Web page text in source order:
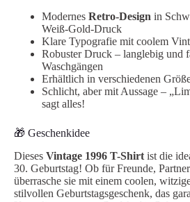
Modernes Retro-Design in
Weiß-Gold-Druck
Klare Typografie mit coolem
Robuster Druck – langlebig und
Waschgängen
Erhältlich in verschiedenen
Schlicht, aber mit Aussage –
sagt alles!
🎁 Geschenkidee
Dieses Vintage 1996 T-Shirt ist die
30. Geburtstag! Ob für Freunde,
überrasche sie mit einem coolen,
stilvollen Geburtstagsgeschenk, das